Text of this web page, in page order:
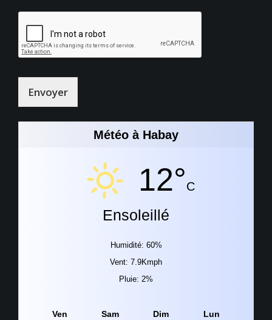
Envoyer
Météo à Habay
12°C
Ensoleillé
Humidité: 60%
Vent: 7.9Kmph
Pluie: 2%
Ven Sam Dim Lun